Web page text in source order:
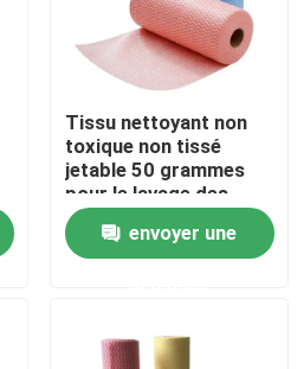
Tissu nettoyant non
toxique non tissé
jetable 50 grammes
pour le lavage des
vaisseaux
envoyer une